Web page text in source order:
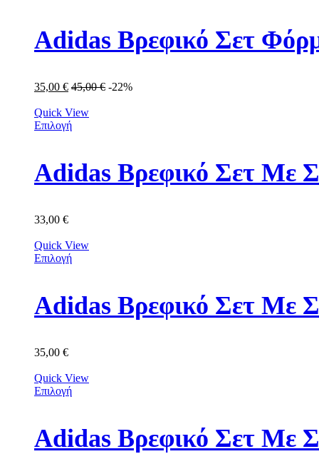
Adidas Βρεφικό Σετ
35,00 € 45,00€ -22%
Quick View
Επιλογή
Adidas Βρεφικό Σετ Με
33,00 €
Quick View
Επιλογή
Adidas Βρεφικό Σετ Με
35,00 €
Quick View
Επιλογή
Adidas Βρεφικό Σετ Με